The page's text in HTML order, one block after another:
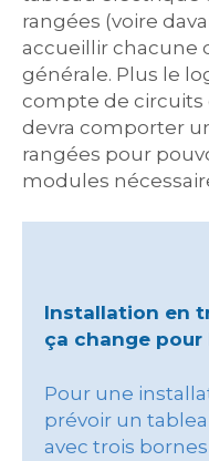
rangées (voire
accueillir chacune
générale. Plus le
compte de circuits
devra comporter
rangées pour
modules
Installation en
ça change
Pour une
prévoir un
avec trois